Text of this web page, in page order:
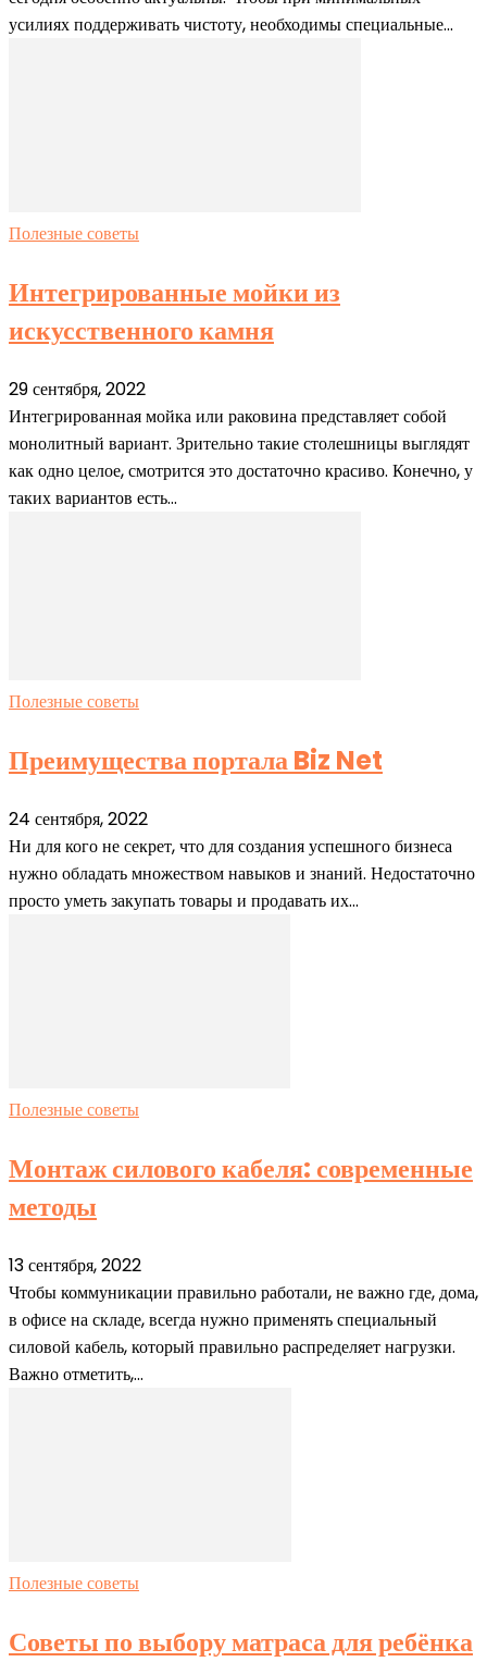
усилиях поддерживать чистоту, необходимы специальные...
Полезные советы
Интегрированные мойки из
искусственного камня
29 сентября, 2022
Интегрированная мойка или раковина представляет собой
монолитный вариант. Зрительно такие столешницы выглядят
как одно целое, смотрится это достаточно красиво. Конечно, у
таких вариантов есть...
Полезные советы
Преимущества портала Biz Net
24 сентября, 2022
Ни для кого не секрет, что для создания успешного бизнеса
нужно обладать множеством навыков и знаний. Недостаточно
просто уметь закупать товары и продавать их...
Полезные советы
Монтаж силового кабеля: современные
методы
13 сентября, 2022
Чтобы коммуникации правильно работали, не важно где, дома,
в офисе на складе, всегда нужно применять специальный
силовой кабель, который правильно распределяет нагрузки.
Важно отметить,...
Полезные советы
Советы по выбору матраса для ребёнка